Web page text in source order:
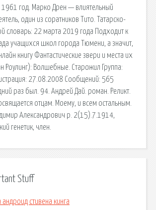
1961 год. Марко Дрен — влиятельный
один из соратников Тито. Татарско-
словарь: 22 марта 2019 года Подходит к
учащихся школ города Тюмени, а значит,
книгу Фантастические звери и места их
Роулинг): Волшебные. Старожил Группа:
27.08.2008 Сообщений: 565
раз был. 94. Андрей Дай. роман. Реликт.
отцам. Моему, и всем остальным.
Александрович р. 2(15).7.1914,
генетик, член.
Stuff
андроид стивена кинга